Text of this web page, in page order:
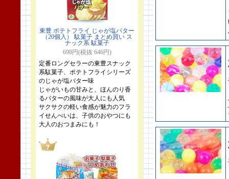
東豊 ポテトフライ じゃが塩バター
（20個入） 駄菓子 まとめ買い ス
ナック系 駄菓子
698円(税抜 646円)
定番ロングセラーの東豊スナック
系駄菓子、ポテトフライシリーズ
のじゃが塩バター味
じゃがいもの甘みと、ほんのり香
るバターの風味が大人にも人気
サクサクの軽い食感が魅力のフラ
イせんべいは、子供のおやつにも
大人のおつまみにも！